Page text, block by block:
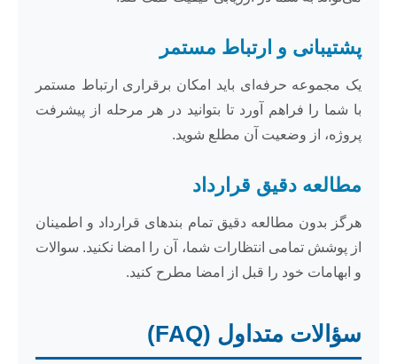
پشتیبانی و ارتباط مستمر
یک مجموعه حرفه‌ای باید امکان برقراری ارتباط مستمر
با شما را فراهم آورد تا بتوانید در هر مرحله از پیشرفت
پروژه، از وضعیت آن مطلع شوید.
مطالعه دقیق قرارداد
هرگز بدون مطالعه دقیق تمام بندهای قرارداد و اطمینان
از پوشش تمامی انتظارات شما، آن را امضا نکنید. سوالات
و ابهامات خود را قبل از امضا مطرح کنید.
سؤالات متداول (FAQ)